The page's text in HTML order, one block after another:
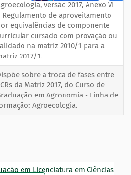
versão 2017, Anexo VI
Regulamento de aproveitamento
equivalências de componente
cursado com provação ou
na matriz 2010/1 para a
2017/1.
sobre a troca de fases entre
da Matriz 2017, do Curso de
em Agronomia - Linha de
Agroecologia.
em Licenciatura em Ciências